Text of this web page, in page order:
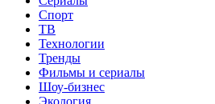
Спорт
ТВ
Технологии
Тренды
Фильмы и сериалы
Шоу-бизнес